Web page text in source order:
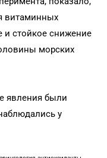
витаминных
и стойкое снижение
морских
явления были
у